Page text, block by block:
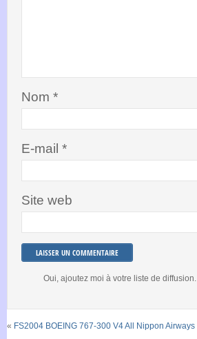
Nom *
E-mail *
Site web
Oui, ajoutez moi à votre liste de diffusion.
« FS2004 BOEING 767-300 V4 All Nippon Airways